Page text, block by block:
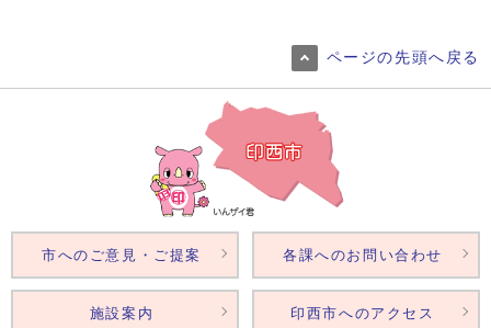
ページの先頭へ戻る
市へのご意見・ご提案 各課へのお問い合わせ
施設案内 印西市へのアクセス